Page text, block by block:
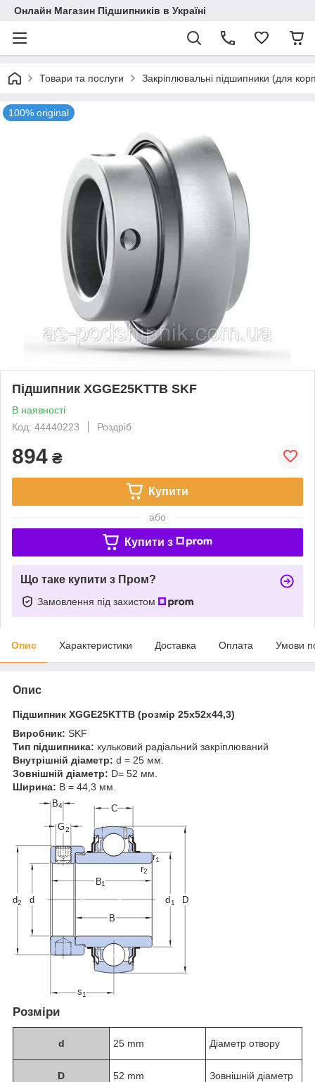
Онлайн Магазин Підшипників в Україні
Товари та послуги Закріплювальні підшипники (для
100% original
Підшипник XGGE25KTTB SKF
В наявності
Код: 44440223
Роздріб
894 ₴
Купити
або
Купити з
Що таке купити з Пром?
Замовлення під захистом
Опис Характеристики Доставка Оплата Умови
Опис
Підшипник XGGE25KTTB (розмір 25x52x44,3)
Виробник: SKF
Тип підшипника: кульковий радіальний закріплюваний
Внутрішній діаметр: d = 25 мм.
Зовнішній діаметр: D= 52 мм.
Ширина: B = 44,3 мм.
Розміри
d 25 mm Діаметр отвору
D 52 mm Зовнішній діаметр